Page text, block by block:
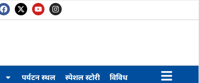
पर्यटन स्थल स्पेशल स्टोरी विविध